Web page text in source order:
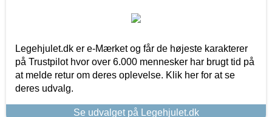
Legehjulet.dk er e-Mærket og får de højeste karakterer
på Trustpilot hvor over 6.000 mennesker har brugt tid på
at melde retur om deres oplevelse. Klik her for at se
deres udvalg.
Se udvalget på Legehjulet.dk